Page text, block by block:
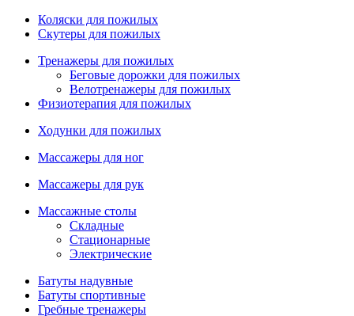
Коляски для пожилых
Скутеры для пожилых
Тренажеры для пожилых
Беговые дорожки для пожилых
Велотренажеры для пожилых
Физиотерапия для пожилых
Ходунки для пожилых
Массажеры для ног
Массажеры для рук
Массажные столы
Складные
Стационарные
Электрические
Батуты надувные
Батуты спортивные
Гребные тренажеры